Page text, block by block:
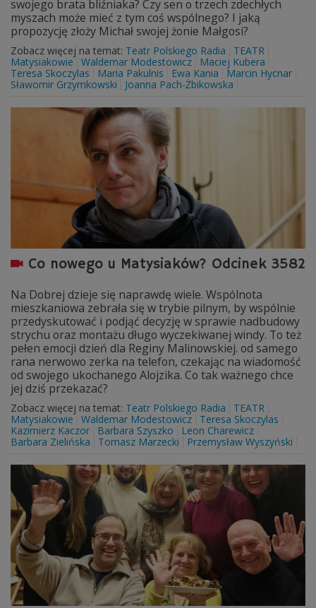
swojego brata bliźniaka? Czy sen o trzech zdechłych
myszach może mieć z tym coś wspólnego? I jaką
propozycję złoży Michał swojej żonie Małgosi?
Zobacz więcej na temat: Teatr Polskiego Radia
TEATR
Matysiakowie
Waldemar Modestowicz
Maciej Kubera
Teresa Skoczylas
Maria Pakulnis Ewa Kania
Marcin Hycnar
Sławomir Grzymkowski
Joanna Pach-Żbikowska
Co nowego u Matysiaków? Odcinek 3582
Na Dobrej dzieje się naprawdę wiele. Wspólnota
mieszkaniowa zebrała się w trybie pilnym, by wspólnie
przedyskutować i podjąć decyzję w sprawie nadbudowy
strychu oraz montażu długo wyczekiwanej windy. To też
pełen emocji dzień dla Reginy Malinowskiej. od samego
rana nerwowo zerka na telefon, czekając na wiadomość
od swojego ukochanego Alojzika. Co tak ważnego chce
jej dziś przekazać?
Zobacz więcej na temat: Teatr Polskiego Radia
TEATR
Matysiakowie
Waldemar Modestowicz
Teresa Skoczylas
Kazimierz Kaczor
Barbara Szyszko
Leon Charewicz
Barbara Zielińska
Tomasz Marzecki Przemysław Wyszyński